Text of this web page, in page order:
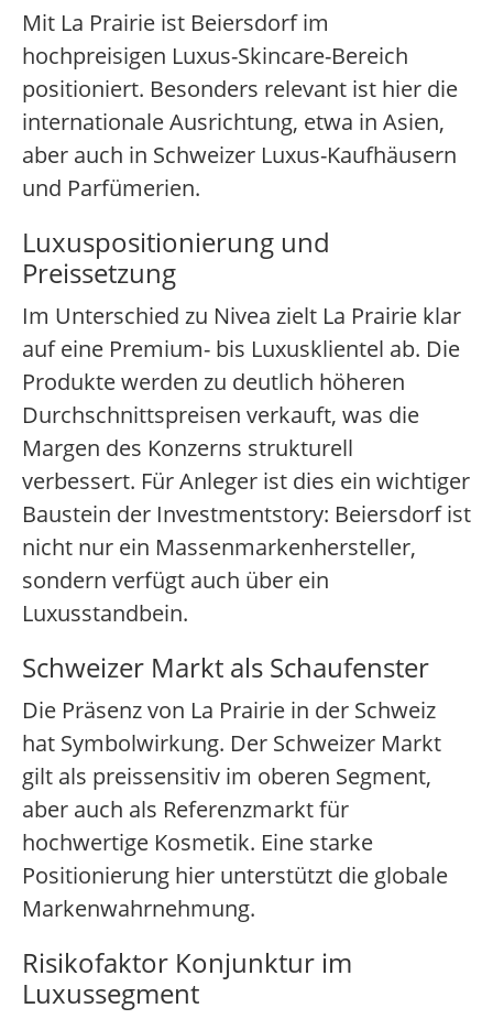
Mit La Prairie ist Beiersdorf im
hochpreisigen Luxus-Skincare-Bereich
positioniert. Besonders relevant ist hier die
internationale Ausrichtung, etwa in Asien,
aber auch in Schweizer Luxus-Kaufhäusern
und Parfümerien.
Luxuspositionierung und
Preissetzung
Im Unterschied zu Nivea zielt La Prairie klar
auf eine Premium- bis Luxusklientel ab. Die
Produkte werden zu deutlich höheren
Durchschnittspreisen verkauft, was die
Margen des Konzerns strukturell
verbessert. Für Anleger ist dies ein wichtiger
Baustein der Investmentstory: Beiersdorf ist
nicht nur ein Massenmarkenhersteller,
sondern verfügt auch über ein
Luxusstandbein.
Schweizer Markt als Schaufenster
Die Präsenz von La Prairie in der Schweiz
hat Symbolwirkung. Der Schweizer Markt
gilt als preissensitiv im oberen Segment,
aber auch als Referenzmarkt für
hochwertige Kosmetik. Eine starke
Positionierung hier unterstützt die globale
Markenwahrnehmung.
Risikofaktor Konjunktur im
Luxussegment